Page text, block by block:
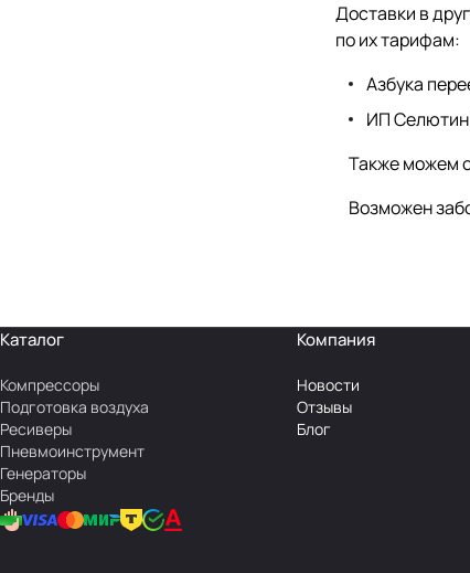
Доставки в
по их тарифам:
Азбука
ИП
Также можем
Возможен
Каталог
Компрессоры
Подготовка воздуха
Ресиверы
Пневмоинструмент
Генераторы
Бренды
Компания
Новости
Отзывы
Блог